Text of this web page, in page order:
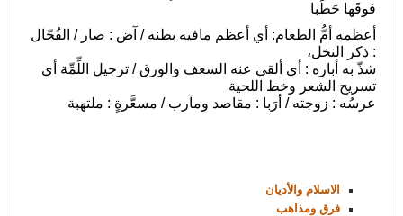
فوقَها حَطَبا
أعظمه أمُّ الطعام: أي أعظم مافيه بطنه / آض : صار / الفُحّال
: ذكر النخل،
شذّ به أباره : أي ألقى عنه السعف والورق / ترجيل اللِّمِّة أي
تسريح الشعر وخط اللحية
عرسُه : زوجته / أرَبا : مقاصد ومآرب / مسعَّرةٍ : ملتهبة
الاسلام والأديان
فرق ومذاهب